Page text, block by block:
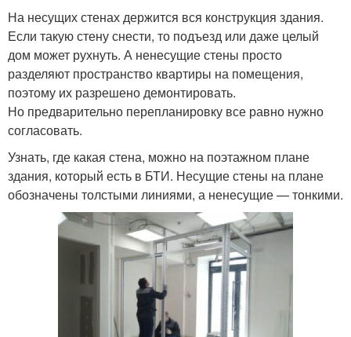
На несущих стенах держится вся конструкция здания.
Если такую стену снести, то подъезд или даже целый
дом может рухнуть. А ненесущие стены просто
разделяют пространство квартиры на помещения,
поэтому их разрешено демонтировать.
Но предварительно перепланировку все равно нужно
согласовать.
Узнать, где какая стена, можно на поэтажном плане
здания, который есть в БТИ. Несущие стены на плане
обозначены толстыми линиями, а ненесущие — тонкими.